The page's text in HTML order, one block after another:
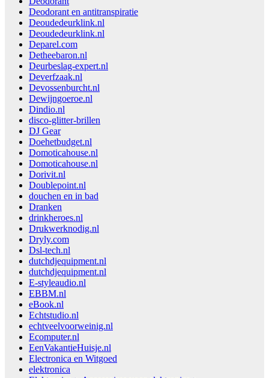
Deodorant en antitranspiratie
Deoudedeurklink.nl
Deoudedeurklink.nl
Deparel.com
Detheebaron.nl
Deurbeslag-expert.nl
Deverfzaak.nl
Devossenburcht.nl
Dewijngoeroe.nl
Dindio.nl
disco-glitter-brillen
DJ Gear
Doehetbudget.nl
Domoticahouse.nl
Domoticahouse.nl
Dorivit.nl
Doublepoint.nl
douchen en in bad
Dranken
drinkheroes.nl
Drukwerknodig.nl
Dryly.com
Dsl-tech.nl
dutchdjequipment.nl
dutchdjequipment.nl
E-styleaudio.nl
EBBM.nl
eBook.nl
Echtstudio.nl
echtveelvoorweinig.nl
Ecomputer.nl
EenVakantieHuisje.nl
Electronica en Witgoed
elektronica